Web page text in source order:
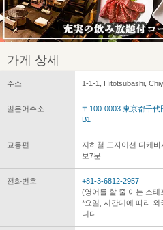
가게 상세
주소 1-1-1, Hitotsubashi,
일본어주소
〒100-0003 東京都千
B1
교통편
지하철 도자이선 다케
보7분
전화번호
+81-3-6812-2957
(영어를 할 줄 아는 스태
*요일, 시간대에 따라
니다.